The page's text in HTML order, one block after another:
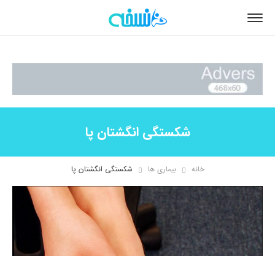
شکستگی انگشتان پا
خانه بیماری ها شکستگی انگشتان پا